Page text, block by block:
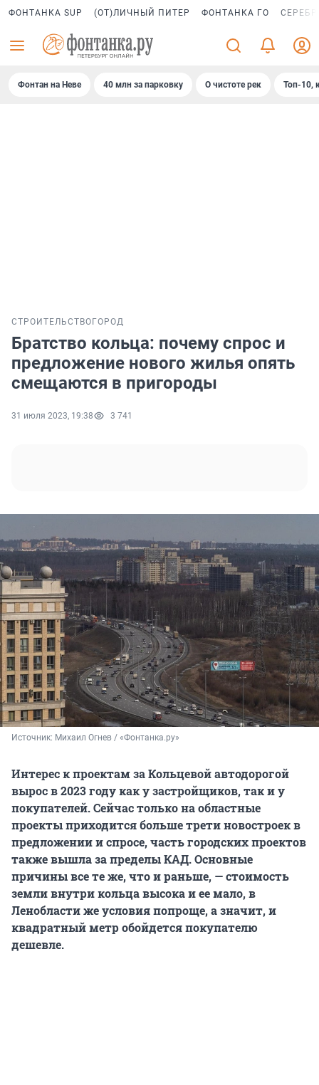
ФОНТАНКА SUP (ОТ)ЛИЧНЫЙ ПИТЕР ФОНТАНКА ГО
Фонтан на Неве 40 млн за парковку О чистоте рек Топ-10,
СТРОИТЕЛЬСТВО ГОРОД
Братство кольца: почему спрос и
предложение нового жилья опять
смещаются в пригороды
31 июля 2023, 19:38 3 741
Источник: Михаил Огнев / «Фонтанка.ру»
Интерес к проектам за Кольцевой автодорогой
вырос в 2023 году как у застройщиков, так и у
покупателей. Сейчас только на областные
проекты приходится больше трети новостроек в
предложении и спросе, часть городских проектов
также вышла за пределы КАД. Основные
причины все те же, что и раньше, — стоимость
земли внутри кольца высока и ее мало, в
Ленобласти же условия попроще, а значит, и
квадратный метр обойдется покупателю
дешевле.